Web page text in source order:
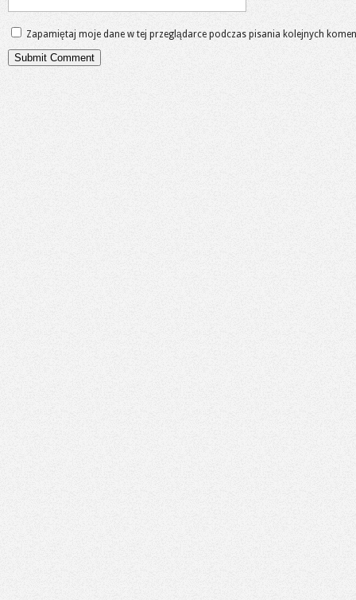
Zapamiętaj moje dane w tej przeglądarce podczas pisania kolejnych